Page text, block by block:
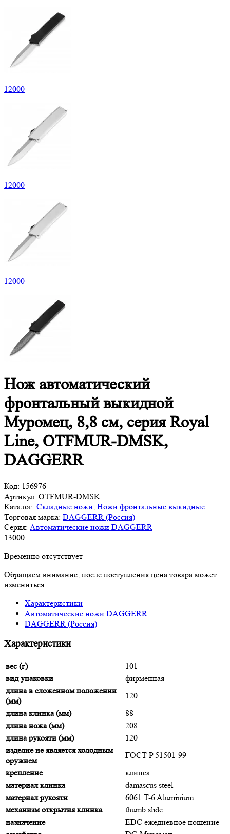
12000
12000
12000
Нож автоматический
фронтальный выкидной
Муромец, 8,8 см, серия Royal
Line, OTFMUR-DMSK,
DAGGERR
Код: 156976
Артикул: OTFMUR-DMSK
Каталог: Складные ножи Ножи фронтальные выкидные
Торговая марка: DAGGERR (Россия)
Серия: Автоматические ножи DAGGERR
13000
Временно отсутствует
Обращаем внимание, после поступления цена товара может
измениться.
Характеристики
Автоматические ножи DAGGERR
DAGGERR (Россия)
Характеристики
вес (г)
101
вид упаковки
фирменная
длина в сложенном положении
(мм)
120
длина клинка (мм)
88
длина ножа (мм)
208
длина рукояти (мм)
120
изделие не является холодным
оружием
ГОСТ P 51501-99
крепление
клипса
материал клинка
damascus steel
материал рукояти
6061 T-6 Aluminium
механизм открытия клинка
thumb slide
назначение
EDC ежедневное ношение